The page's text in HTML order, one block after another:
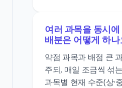
여러 과목을 동시
배분은 어떻게 하나
약점 과목과 배점 큰
주되, 매일 조금씩 섞
과목별 현재 수준(상·